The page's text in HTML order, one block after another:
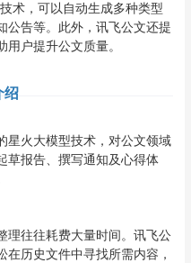
术，可以自动生成多种类型
公告等。此外，讯飞公文还提
户提升公文质量。
绍
火大模型技术，对公文领域
草报告、撰写通知及心得体
往往耗费大量时间。讯飞公
历史文件中寻找所需内容，